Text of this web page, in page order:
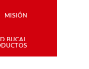
MISIÓN
BUCAL